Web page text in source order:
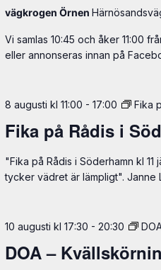
vägkrogen Örnen
Vi samlas 10:45 och åker 11:00
eller annonseras innan på
8 augusti kl 11:00 - 17:00 Fika
Fika på Rådis i
"Fika på Rådis i Söderhamn kl
tycker vädret är lämpligt". Janne
10 augusti kl 17:30 - 20:30
DOA –